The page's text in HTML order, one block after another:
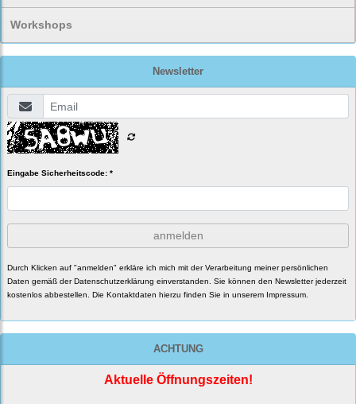
Workshops
Newsletter
Eingabe Sicherheitscode: *
anmelden
Durch Klicken auf "anmelden" erkläre ich mich mit der Verarbeitung meiner persönlichen
Daten gemäß der Datenschutzerklärung einverstanden. Sie können den Newsletter jederzeit
kostenlos abbestellen. Die Kontaktdaten hierzu finden Sie in unserem Impressum.
ACHTUNG
Aktuelle Öffnungszeiten!